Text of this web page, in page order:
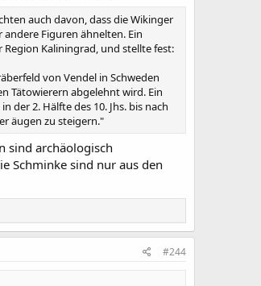
auch davon, dass die Wikinger
Figuren ähnelten. Ein
Region Kaliningrad, und stellte fest:
von Vendel in Schweden
Tätowierern abgelehnt wird. Ein
der 2. Hälfte des 10. Jhs. bis nach
äugen zu steigern."
sind archäologisch
Schminke sind nur aus den
#244